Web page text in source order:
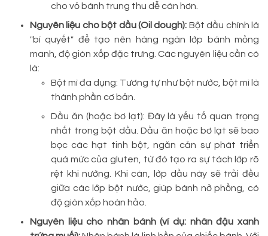
cho vỏ bánh trung thu dễ cán hơn.
Nguyên liệu cho bột dầu (Oil dough): Bột dầu chính là
"bí quyết" để tạo nên hàng ngàn lớp bánh mỏng
manh, độ giòn xốp đặc trưng. Các nguyên liệu cần có
là:
Bột mì đa dụng: Tương tự như bột nước, bột mì là
thành phần cơ bản.
Dầu ăn (hoặc bơ lạt): Đây là yếu tố quan trọng
nhất trong bột dầu. Dầu ăn hoặc bơ lạt sẽ bao
bọc các hạt tinh bột, ngăn cản sự phát triển
quá mức của gluten, từ đó tạo ra sự tách lớp rõ
rệt khi nướng. Khi cán, lớp dầu này sẽ trải đều
giữa các lớp bột nước, giúp bánh nở phồng, có
độ giòn xốp hoàn hảo.
Nguyên liệu cho nhân bánh (ví dụ: nhân đậu xanh